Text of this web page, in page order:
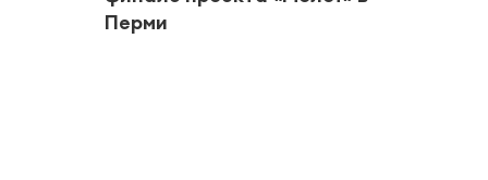
Перми